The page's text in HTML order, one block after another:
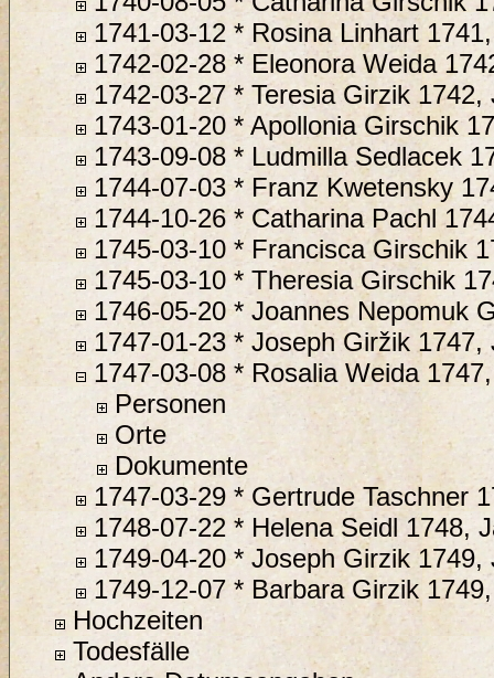
1741-03-12 * Rosina Linhart
1742-02-28 * Eleonora Weida
1742-03-27 * Teresia Girzik 1742,
1743-01-20 * Apollonia Girschik
1743-09-08 * Ludmilla Sedlacek
1744-07-03 * Franz Kwetensky
1744-10-26 * Catharina Pachl
1745-03-10 * Francisca Girschik
1745-03-10 * Theresia Girschik
1746-05-20 * Joannes Nepomuk
1747-01-23 * Joseph Giržik 1747,
1747-03-08 * Rosalia Weida
Personen
Orte
Dokumente
1747-03-29 * Gertrude Taschner
1748-07-22 * Helena Seidl 1748,
1749-04-20 * Joseph Girzik 1749,
1749-12-07 * Barbara Girzik
Hochzeiten
Todesfälle